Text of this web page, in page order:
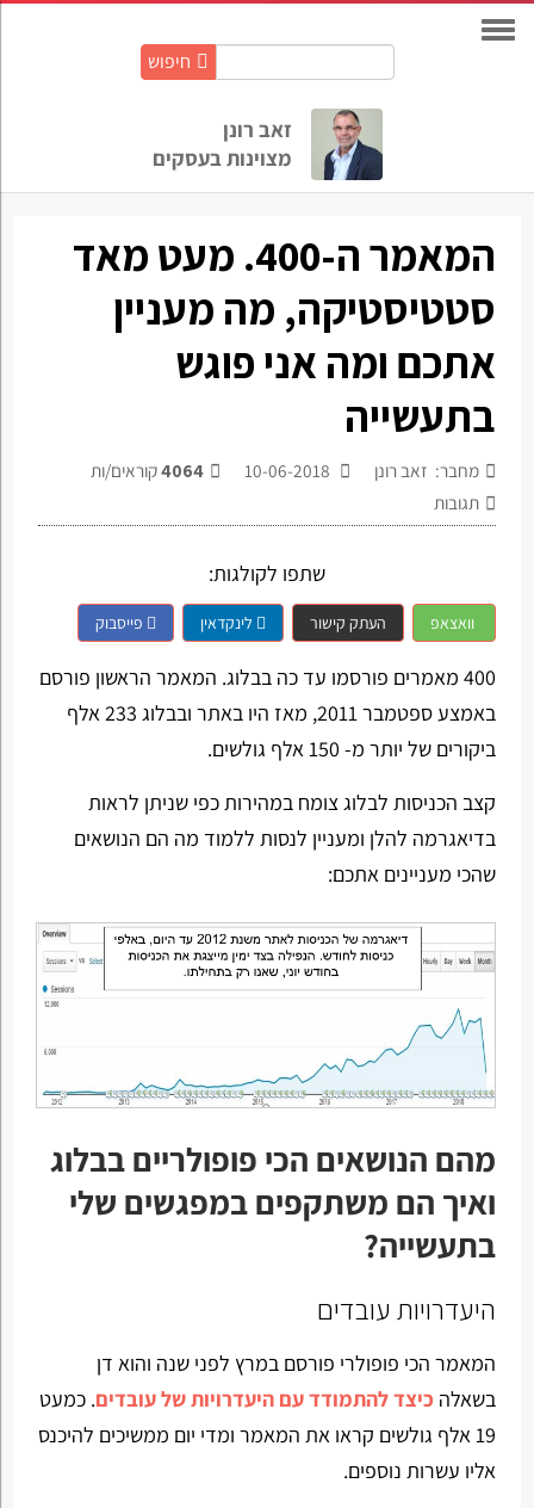
חיפוש
זאב רונן
מצוינות בעסקים
המאמר ה-400. מעט מאד
סטטיסטיקה, מה מעניין
אתכם ומה אני פוגש
בתעשייה
מחבר: זאב רונן 4064קוראים/ות
תגובות
שתפו לקולגות:
וואצאפ העתק קישור לינקדאין פייסבוק
400 מאמרים פורסמו עד כה בבלוג. המאמר הראשון פורסם
באמצע ספטמבר 2011, מאז היו באתר ובבלוג 233 אלף
ביקורים של יותר מ- 150 אלף גולשים.
קצב הכניסות לבלוג צומח במהירות כפי שניתן לראות
בדיאגרמה להלן ומעניין לנסות ללמוד מה הם הנושאים
שהכי מעניינים אתכם:
מהם הנושאים הכי פופולריים בבלוג
ואיך הם משתקפים במפגשים שלי
בתעשייה?
היעדרויות עובדים
המאמר הכי פופולרי פורסם במרץ לפני שנה והוא דן
בשאלה כיצד להתמודד עם היעדרויות של עובדים. כמעט
19 אלף גולשים קראו את המאמר ומדי יום ממשיכים להיכנס
אליו עשרות נוספים.